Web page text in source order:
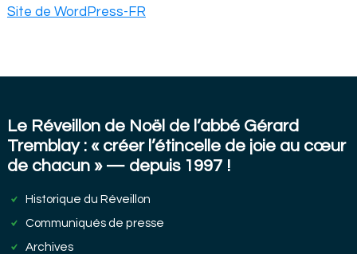
Site de WordPress-FR
Le Réveillon de Noël de l’abbé Gérard
Tremblay : « créer l’étincelle de joie au cœur
de chacun » — depuis 1997 !
Historique du Réveillon
Communiqués de presse
Archives